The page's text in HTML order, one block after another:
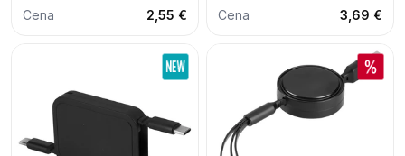
Cena 2,55 € Cena 3,69 €